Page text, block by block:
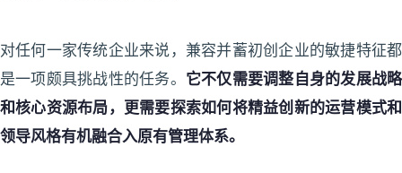
对任何一家传统企业来说，兼容并蓄初创企业的敏捷特征都
是一项颇具挑战性的任务。 它不仅需要调整自身的发展战略
和核心资源布局，更需要探索如何将精益创新的运营模式和
领导风格有机融合入原有管理体系。